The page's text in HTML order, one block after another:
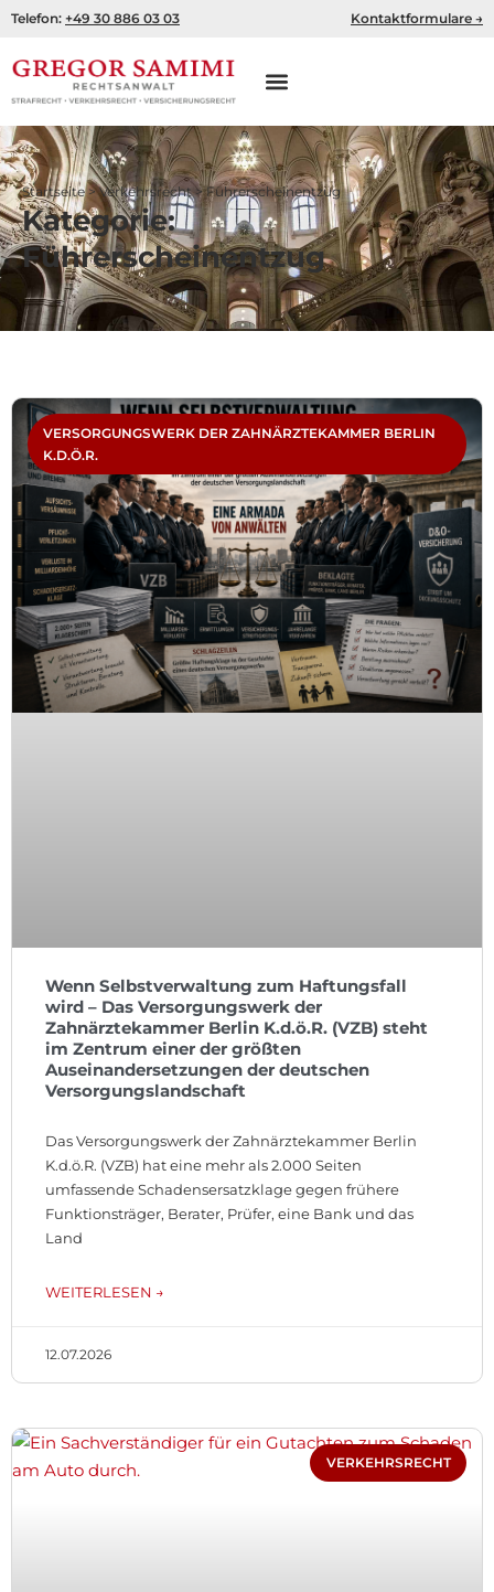
Zum
springen
Telefon: +49 30 886 03 03 Kontaktformulare →
Startseite>Verkehrsrecht>Führerscheinentzug
Kategorie:
Führerscheinentzug
VERSORGUNGSWERK DER ZAHNÄRZTEKAMMER BERLIN
K.D.Ö.R.
Wenn Selbstverwaltung zum Haftungsfall
wird – Das Versorgungswerk der
Zahnärztekammer Berlin K.d.ö.R. (VZB) steht
im Zentrum einer der größten
Auseinandersetzungen der deutschen
Versorgungslandschaft
Das Versorgungswerk der Zahnärztekammer Berlin
K.d.ö.R. (VZB) hat eine mehr als 2.000 Seiten
umfassende Schadensersatzklage gegen frühere
Funktionsträger, Berater, Prüfer, eine Bank und das
Land
WEITERLESEN →
12.07.2026
VERKEHRSRECHT
SeiteSeiteSeiteSeiteSeite